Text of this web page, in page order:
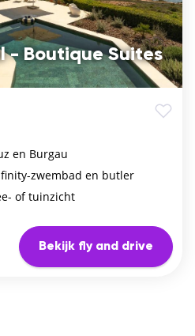
- Boutique Suites
en Burgau
zwembad en butler
of tuinzicht
Bekijk fly and drive